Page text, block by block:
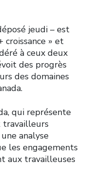
jeudi – est
croissance » et
à ceux deux
des progrès
des domaines
qui représente
travailleurs
analyse
les engagements
aux travailleuses